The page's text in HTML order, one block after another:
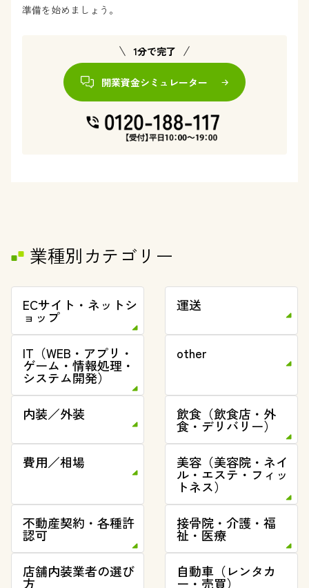
準備を始めましょう。
1分で完了
開業資金シミュレーター
業種別カテゴリー
ECサイト・ネットシ
ョップ
運送
IT（WEB・アプリ・
ゲーム・情報処理・
システム開発）
other
内装／外装 飲食（飲食店・外
食・デリバリー）
費用／相場
美容（美容院・ネイ
ル・エステ・フィッ
トネス）
不動産契約・各種許
認可
接骨院・介護・福
祉・医療
店舗内装業者の選び
方
自動車（レンタカ
ー・売買）